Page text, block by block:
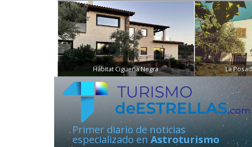
Hábitat Cigüeña Negra La
Primer diario de noticias
especializado enAstroturismo